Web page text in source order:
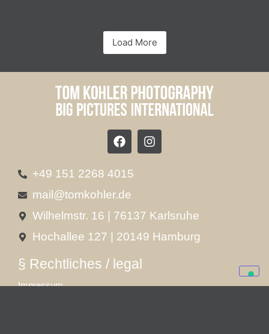
Load More
+49 151 2268 4015
mail@tomkohler.de
Wilhelmstr. 16 | 76137 Karlsruhe
Hochallee 127 | 20149 Hamburg
§ Rechtliches / legal
Impressum